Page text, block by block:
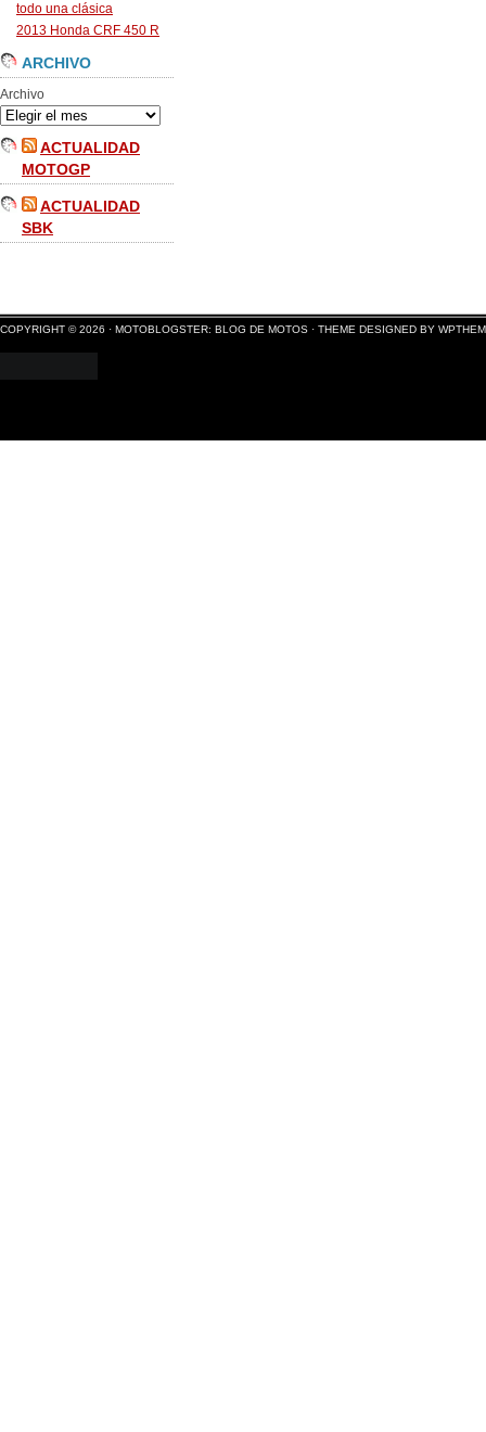
todo una clásica
2013 Honda CRF 450 R
ARCHIVO
Archivo
ACTUALIDAD
MOTOGP
ACTUALIDAD
SBK
COPYRIGHT © 2026 · MOTOBLOGSTER: BLOG DE MOTOS · THEME DESIGNED BY